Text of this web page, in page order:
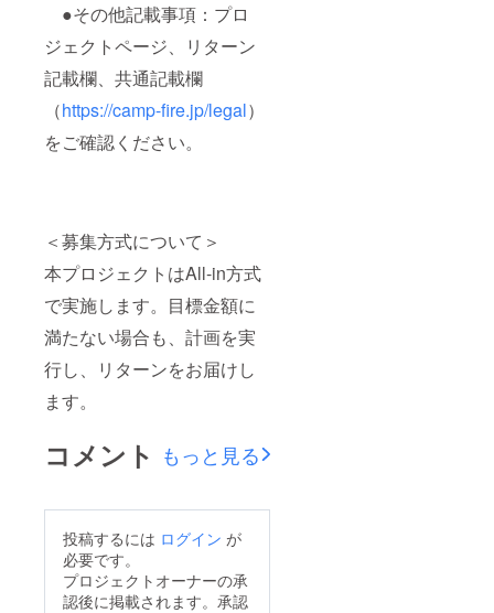
●その他記載事項：プロ
ジェクトページ、リターン
記載欄、共通記載欄
（https://camp-fire.jp/legal）
をご確認ください。
＜募集方式について＞
本プロジェクトはAll-in方式
で実施します。目標金額に
満たない場合も、計画を実
行し、リターンをお届けし
ます。
コメント もっと見る
投稿するには ログイン が
必要です。
プロジェクトオーナーの承
認後に掲載されます。承認